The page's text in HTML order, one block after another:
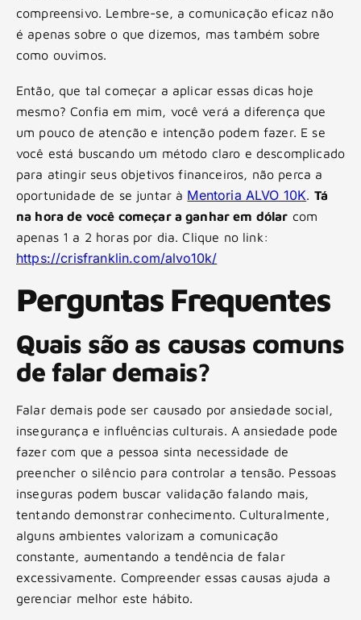
compreensivo. Lembre-se, a comunicação eficaz não
é apenas sobre o que dizemos, mas também sobre
como ouvimos.
Então, que tal começar a aplicar essas dicas hoje
mesmo? Confia em mim, você verá a diferença que
um pouco de atenção e intenção podem fazer. E se
você está buscando um método claro e descomplicado
para atingir seus objetivos financeiros, não perca a
oportunidade de se juntar à Mentoria ALVO 10K. Tá
na hora de você começar a ganhar em dólar com
apenas 1 a 2 horas por dia. Clique no link:
https://crisfranklin.com/alvo10k/
Perguntas Frequentes
Quais são as causas comuns
de falar demais?
Falar demais pode ser causado por ansiedade social,
insegurança e influências culturais. A ansiedade pode
fazer com que a pessoa sinta necessidade de
preencher o silêncio para controlar a tensão. Pessoas
inseguras podem buscar validação falando mais,
tentando demonstrar conhecimento. Culturalmente,
alguns ambientes valorizam a comunicação
constante, aumentando a tendência de falar
excessivamente. Compreender essas causas ajuda a
gerenciar melhor este hábito.